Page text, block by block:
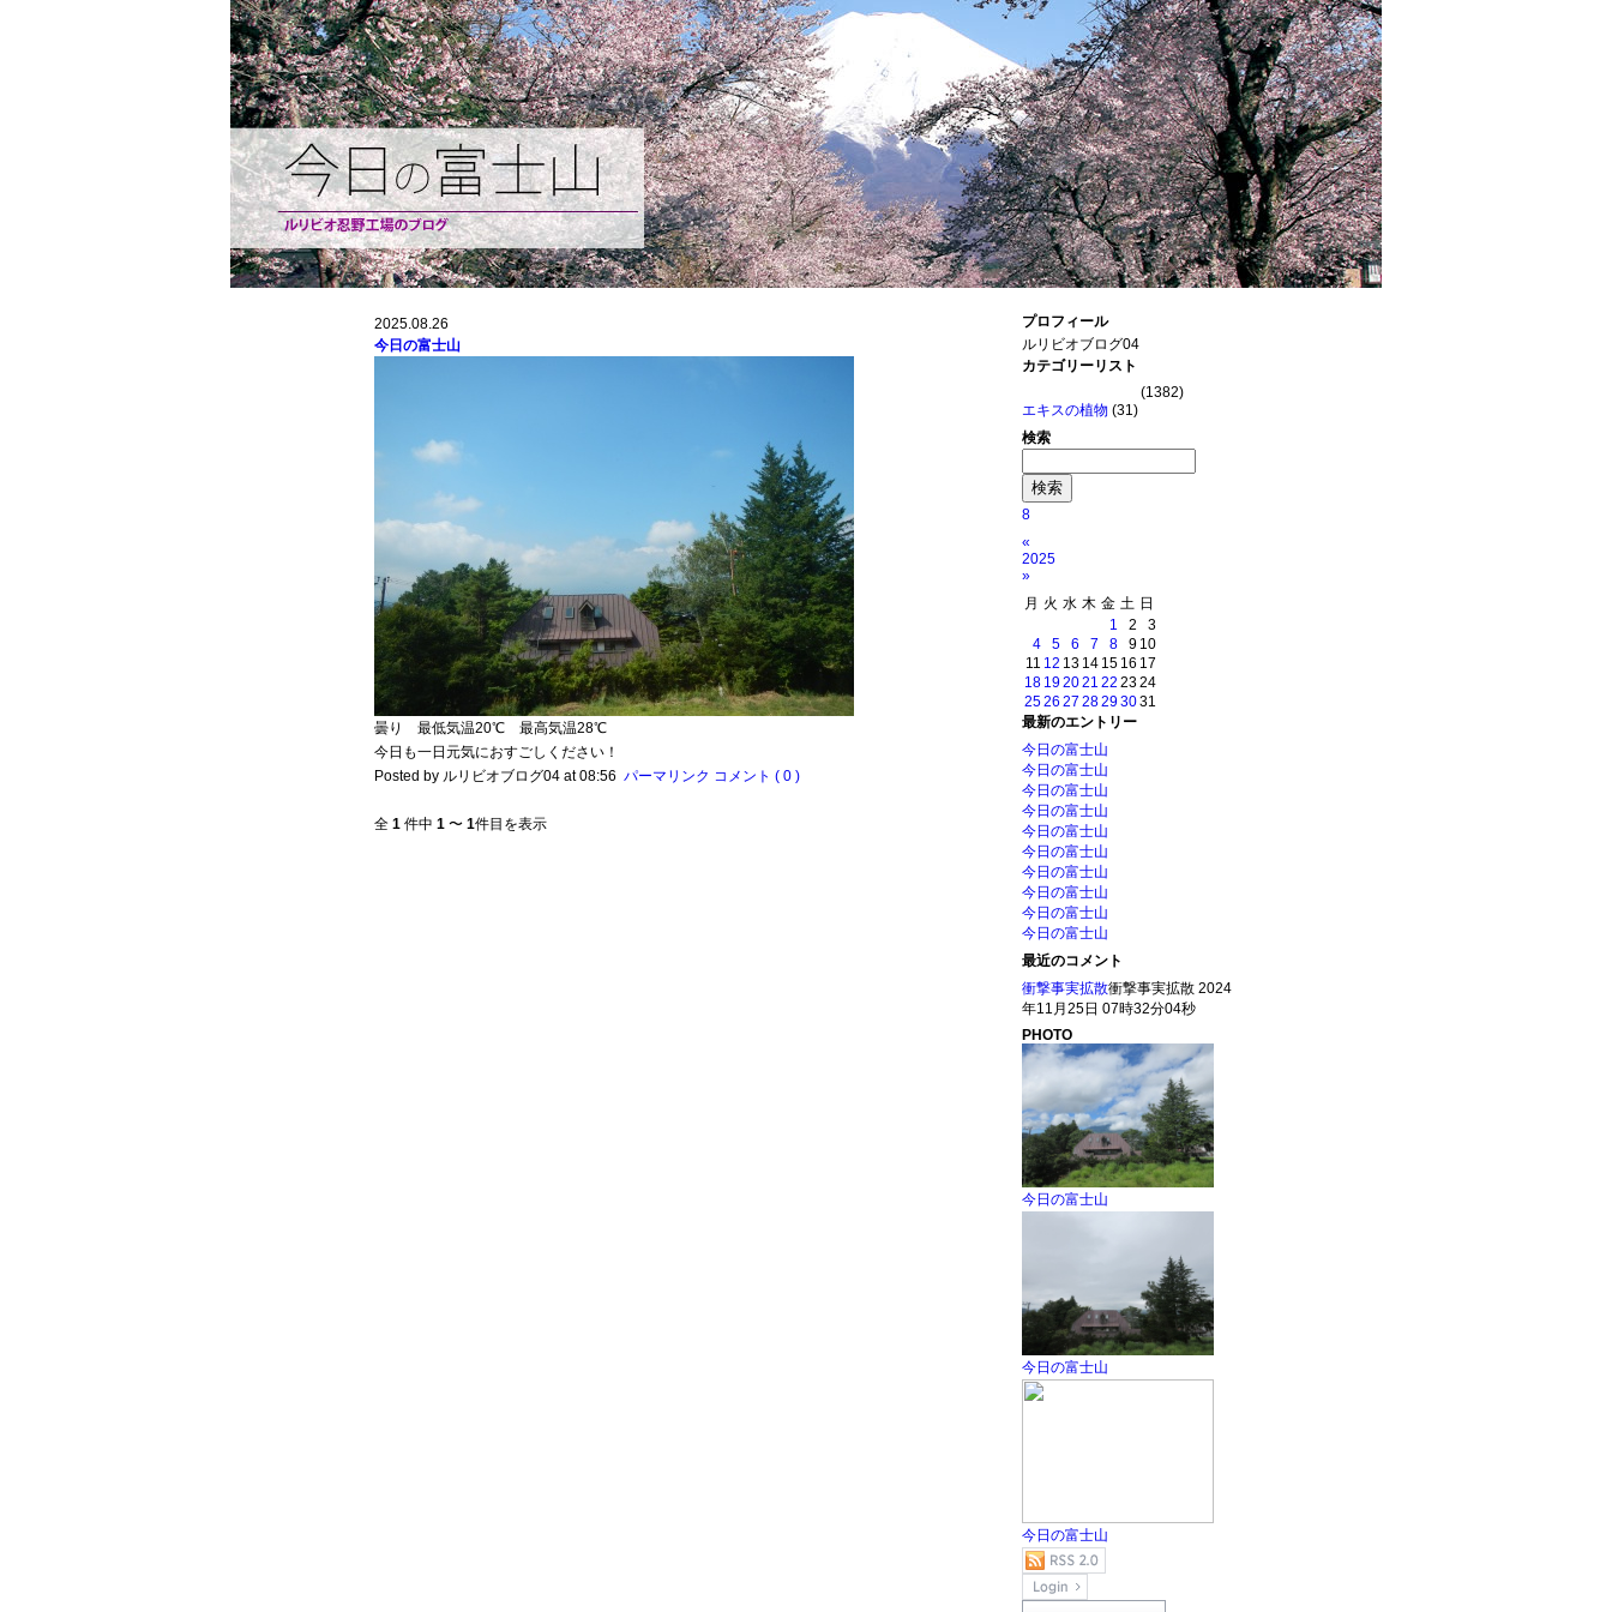
2025.08.26
今日の富士山
曇り 最低気温20℃ 最高気温28℃
今日も一日元気におすごしください！
Posted by ルリビオブログ04 at 08:56 パーマリンク コメント ( 0 )
全 1 件中 1 〜 1件目を表示
プロフィール
ルリビオブログ04
カテゴリーリスト
(1382)
エキスの植物 (31)
検索
8
«
2025
»
月 火 水 木 金 土 日
1
2
3
4
5 6 7 8 9 10
11 12 13 14 15 16 17
18 192021 22 2324
2526 27 28293031
最新のエントリー
今日の富士山
今日の富士山
今日の富士山
今日の富士山
今日の富士山
今日の富士山
今日の富士山
今日の富士山
今日の富士山
今日の富士山
最近のコメント
衝撃事実拡散衝撃事実拡散 2024
年11月25日 07時32分04秒
PHOTO
今日の富士山
今日の富士山
今日の富士山